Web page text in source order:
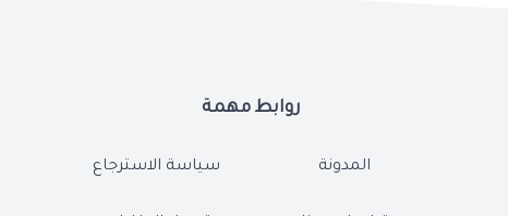
روابط مهمة
المدونة سياسة الاسترجاع